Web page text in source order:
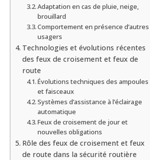
Adaptation en cas de pluie, neige,
brouillard
Comportement en présence d’autres
usagers
Technologies et évolutions récentes
des feux de croisement et feux de
route
Évolutions techniques des ampoules
et faisceaux
Systèmes d’assistance à l’éclairage
automatique
Feux de croisement de jour et
nouvelles obligations
Rôle des feux de croisement et feux
de route dans la sécurité routière